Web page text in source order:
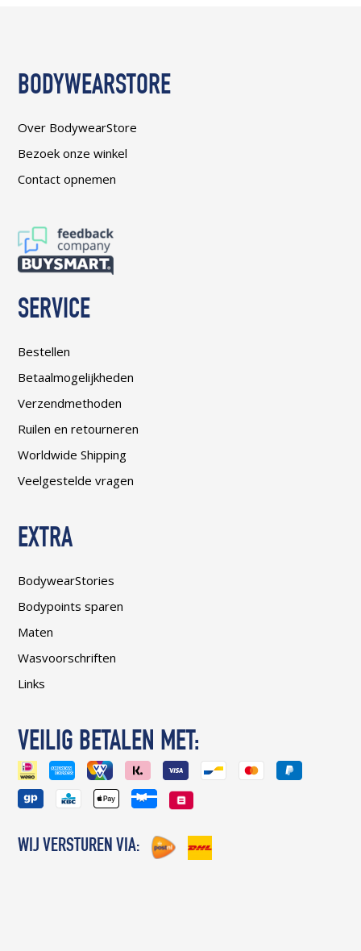
BODYWEARSTORE
Over BodywearStore
Bezoek onze winkel
Contact opnemen
SERVICE
Bestellen
Betaalmogelijkheden
Verzendmethoden
Ruilen en retourneren
Worldwide Shipping
Veelgestelde vragen
EXTRA
BodywearStories
Bodypoints sparen
Maten
Wasvoorschriften
Links
VEILIG BETALEN MET:
WIJ VERSTUREN VIA: